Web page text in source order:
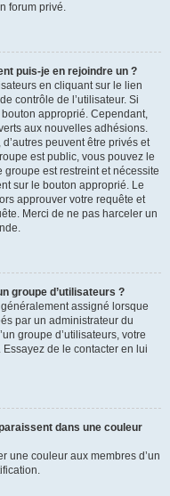
forum privé.
puis-je en rejoindre un ?
en cliquant sur le lien
contrôle de l’utilisateur. Si
approprié. Cependant,
aux nouvelles adhésions.
peuvent être privés et
est public, vous pouvez le
est restreint et nécessite
sur le bouton approprié. Le
approuver votre requête et
Merci de ne pas harceler un
groupe d’utilisateurs ?
assigné lorsque
par un administrateur du
groupe d’utilisateurs, votre
de le contacter en lui
dans une couleur
une couleur aux membres d’un